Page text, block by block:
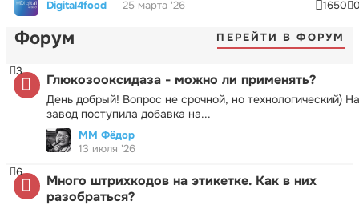
Digital4food
25 марта '26 1650
Форум ПЕРЕЙТИ В ФОРУМ
Глюкозооксидаза - можно ли применять?
День добрый! Вопрос не срочной, но технологический) На
завод поступила добавка на...
3
ММ Фёдор
13 июля '26
Много штрихкодов на этикетке. Как в них
разобраться?
6